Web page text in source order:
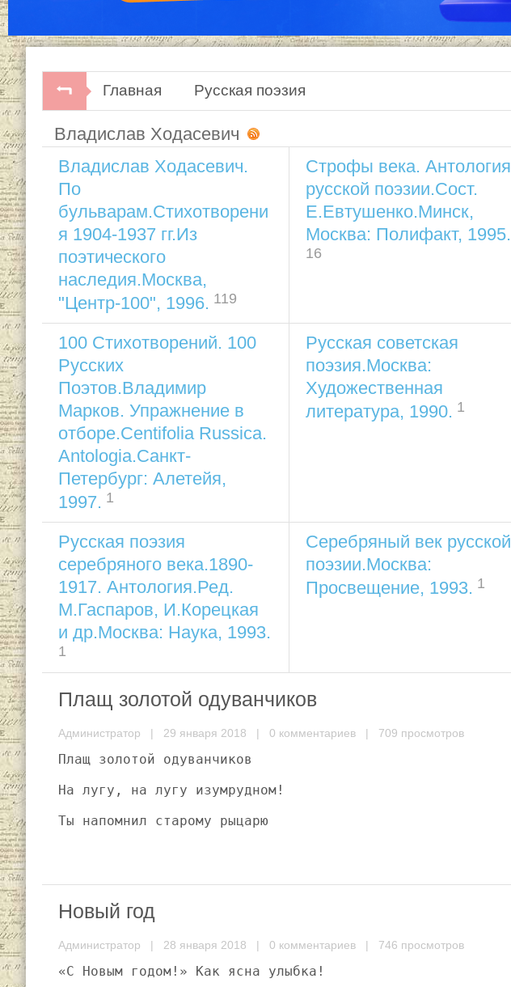
Главная Русская поэзия
Владислав Ходасевич
Владислав Ходасевич.
По
бульварам.Стихотворени
я 1904-1937 гг.Из
поэтического
наследия.Москва,
"Центр-100", 1996. 119
Строфы века. Антология
русской поэзии.Сост.
Е.Евтушенко.Минск,
Москва: Полифакт, 1995.
16
100 Стихотворений. 100
Русских
Поэтов.Владимир
Марков. Упражнение в
отборе.Centifolia Russica.
Antologia.Санкт-
Петербург: Алетейя,
1997. 1
Русская советская
поэзия.Москва:
Художественная
литература, 1990. 1
Русская поэзия
серебряного века.1890-
1917. Антология.Ред.
М.Гаспаров, И.Корецкая
и др.Москва: Наука, 1993.
1
Серебряный век русской
поэзии.Москва:
Просвещение, 1993. 1
Плащ золотой одуванчиков
Администратор | 29 января 2018 | 0 комментариев | 709 просмотров
Плащ золотой одуванчиков
На лугу, на лугу изумрудном!
Ты напомнил старому рыцарю
Новый год
Администратор | 28 января 2018 | 0 комментариев | 746 просмотров
«С Новым годом!» Как ясна улыбка!